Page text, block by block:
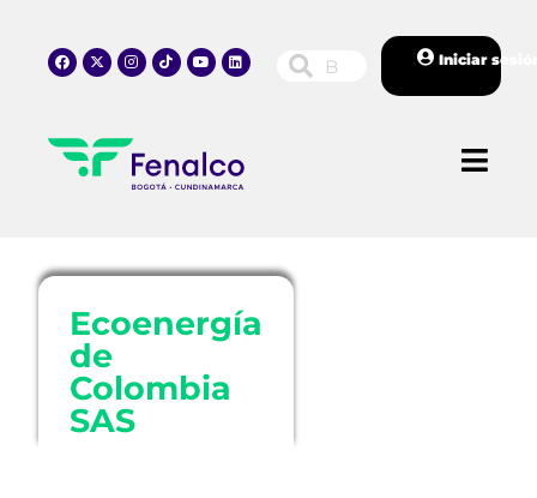
Iniciar
Ecoenergía
de
Colombia
SAS